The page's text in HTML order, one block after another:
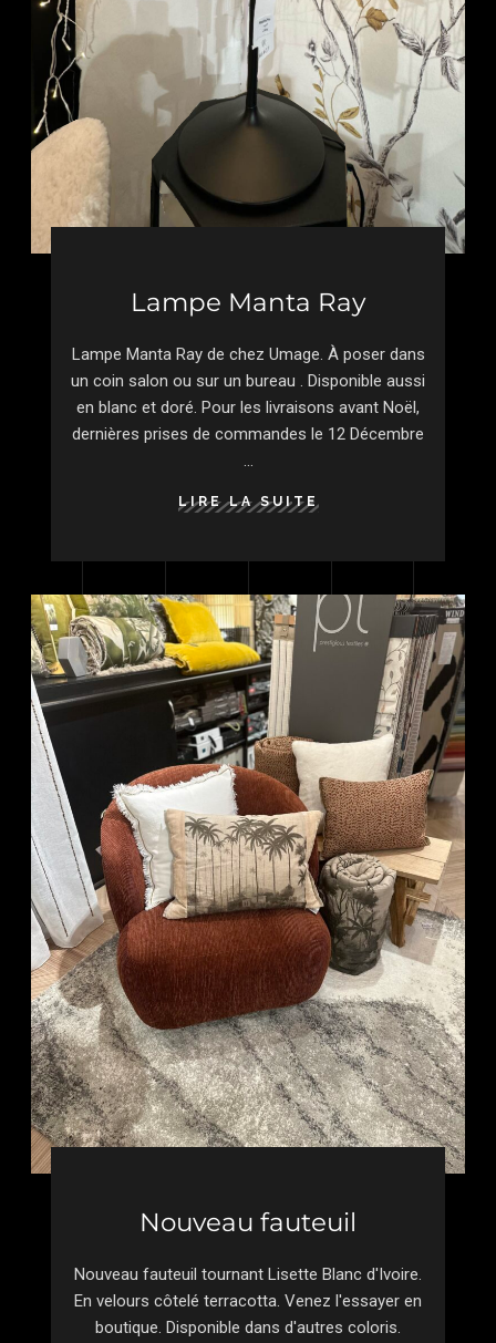
Lampe Manta Ray
Lampe Manta Ray de chez Umage. À poser dans
un coin salon ou sur un bureau . Disponible aussi
en blanc et doré. Pour les livraisons avant Noël,
dernières prises de commandes le 12 Décembre
LIRE LA SUITE
Nouveau fauteuil
Nouveau fauteuil tournant Lisette Blanc d'Ivoire.
En velours côtelé terracotta. Venez l'essayer en
boutique. Disponible dans d'autres coloris.